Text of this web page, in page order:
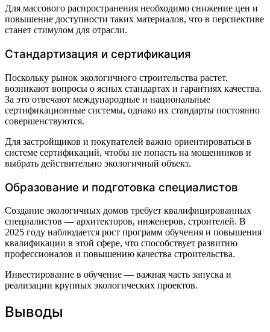
Для массового распространения необходимо снижение цен и
повышение доступности таких материалов, что в перспективе
станет стимулом для отрасли.
Стандартизация и сертификация
Поскольку рынок экологичного строительства растет,
возникают вопросы о ясных стандартах и гарантиях качества.
За это отвечают международные и национальные
сертификационные системы, однако их стандарты постоянно
совершенствуются.
Для застройщиков и покупателей важно ориентироваться в
системе сертификаций, чтобы не попасть на мошенников и
выбрать действительно экологичный объект.
Образование и подготовка специалистов
Создание экологичных домов требует квалифицированных
специалистов — архитекторов, инженеров, строителей. В
2025 году наблюдается рост программ обучения и повышения
квалификации в этой сфере, что способствует развитию
профессионалов и повышению качества строительства.
Инвестирование в обучение — важная часть запуска и
реализации крупных экологических проектов.
Выводы